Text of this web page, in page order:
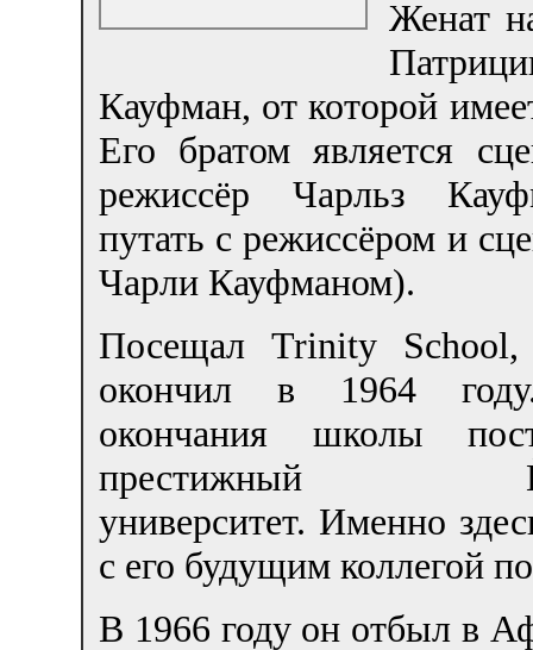
Женат
Кауфман, от которой
Его братом является
режиссёр Чарльз
путать с режиссёром и
Чарли Кауфманом).
Посещал Trinity School,
окончил в 1964
окончания школы
престижный
университет. Именно
с его будущим коллегой
В 1966 году он отбыл в